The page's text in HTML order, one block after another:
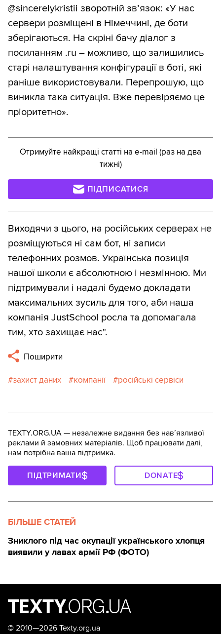
@sincerelykristii зворотній зв’язок: «У нас
сервери розміщені в Німеччині, де боти
зберігаються. На скріні бачу діалог з
посиланням .ru – можливо, що залишились
старі налаштування конфігурації в боті, які
раніше використовували. Перепрошую, що
виникла така ситуація. Вже перевіряємо це
пріоритетно».
Отримуйте найкращі статті на e-mail (раз на два
тижні)
ПІДПИСАТИСЯ
Виходячи з цього, на російських серверах не
розміщуються ні сам бот, ні записи
телефонних розмов. Українська позиція
нашої школи є абсолютною і незмінною. Ми
підтримували і надалі будемо докладати
максимальних зусиль для того, аби наша
компанія JustSchool росла та допомагала
тим, хто захищає нас".
Поширити
захист даних компанії російські сервіси
TEXTY.ORG.UA — незалежне видання без навʼязливої
реклами й замовних матеріалів. Щоб працювати далі,
нам потрібна ваша підтримка.
ПІДТРИМАТИ DONATE
БІЛЬШЕ СТАТЕЙ
Зниклого під час окупації українського хлопця
виявили у лавах армії РФ (ФОТО)
© 2010—2026 Texty.org.ua